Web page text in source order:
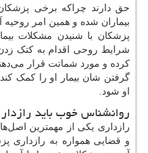
حق دارند چراکه برخی پزشکان
بیماران شده و همین امر
پزشکان با شنیدن مشکلات
شرایط روحی اقدام به کتک
کرده و مورد شماتت قرار
گرفتن شان بیمار او را کمک
او شود.
روانشناس خوب باید
رازداری یکی از مهمترین
و قضایی همواره به رازداری